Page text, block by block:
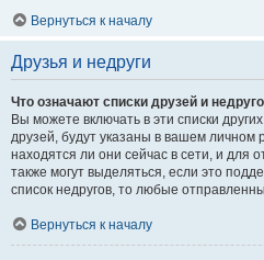
Вернуться к началу
Друзья и недруги
Что означают списки друзей и
Вы можете включать в эти списки
друзей, будут указаны в вашем личном
находятся ли они сейчас в сети, и для
также могут выделяться, если это
список недругов, то любые
Вернуться к началу